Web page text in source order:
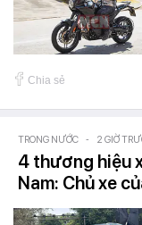
Chia sẻ
TRONG NƯỚC - 2 GIỜ
4 thương hiệu
Nam: Chủ xe